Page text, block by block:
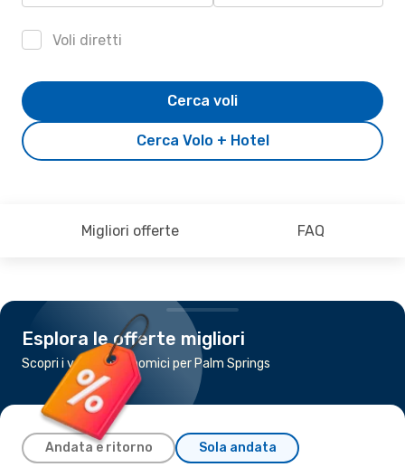
Voli diretti
Cerca Volo + Hotel
Cerca voli
Migliori offerte FAQ
Esplora le offerte migliori
Scopri i voli più economici per Palm Springs
Andata e ritorno Sola andata